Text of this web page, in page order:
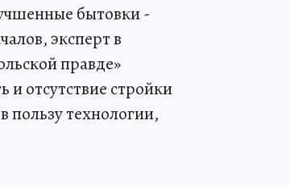
бытовки -
эксперт в
правде»
и отсутствие стройки
пользу технологии,